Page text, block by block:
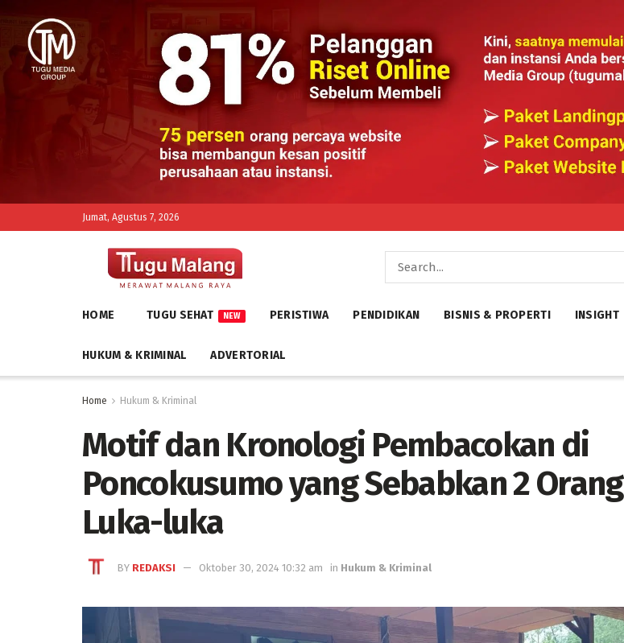
Jumat, Agustus 7, 2026
HOME TUGU SEHAT NEW PERISTIWA PENDIDIKAN BISNIS & PROPERTI INSIGHT
HUKUM & KRIMINAL ADVERTORIAL
Home Hukum & Kriminal
Motif dan Kronologi Pembacokan di
Poncokusumo yang Sebabkan 2 Orang
Luka-luka
BY REDAKSI Oktober 30, 2024 10:32 am in Hukum & Kriminal